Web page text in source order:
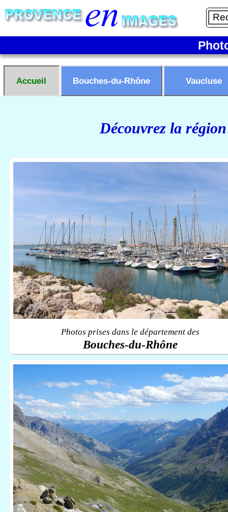
Accueil Bouches-du-Rhône Vaucluse
Découvrez la
Photos prises dans le département des
Bouches-du-Rhône